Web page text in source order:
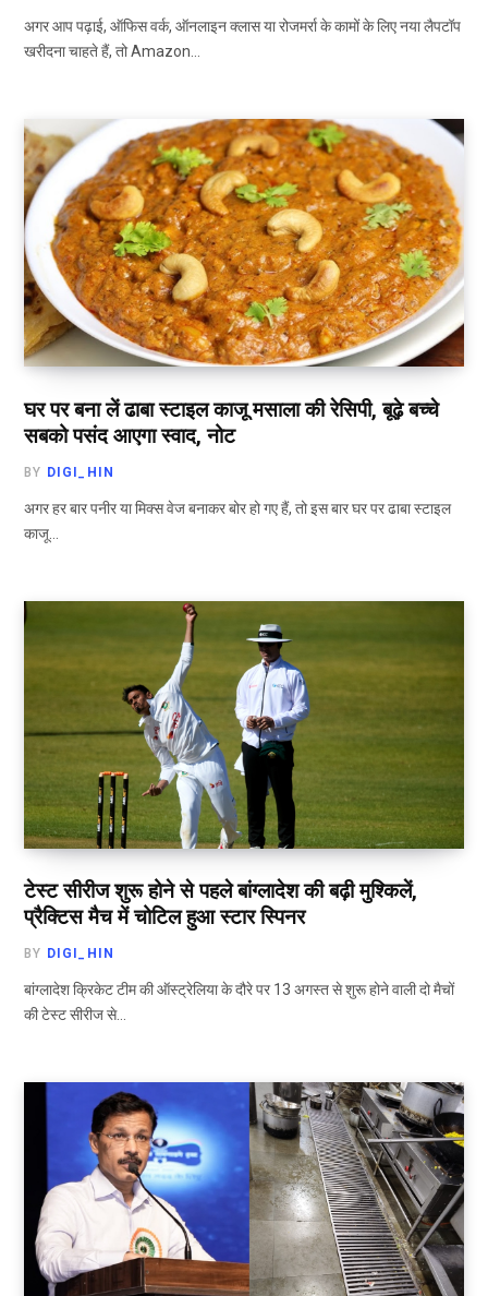
अगर आप पढ़ाई, ऑफिस वर्क, ऑनलाइन क्लास या रोजमर्रा के कामों के लिए नया लैपटॉप
खरीदना चाहते हैं, तो Amazon…
घर पर बना लें ढाबा स्टाइल काजू मसाला की रेसिपी, बूढ़े बच्चे
सबको पसंद आएगा स्वाद, नोट
BY DIGI_HIN
अगर हर बार पनीर या मिक्स वेज बनाकर बोर हो गए हैं, तो इस बार घर पर ढाबा स्टाइल
काजू…
टेस्ट सीरीज शुरू होने से पहले बांग्लादेश की बढ़ी मुश्किलें,
प्रैक्टिस मैच में चोटिल हुआ स्टार स्पिनर
BY DIGI_HIN
बांग्लादेश क्रिकेट टीम की ऑस्ट्रेलिया के दौरे पर 13 अगस्त से शुरू होने वाली दो मैचों
की टेस्ट सीरीज से…